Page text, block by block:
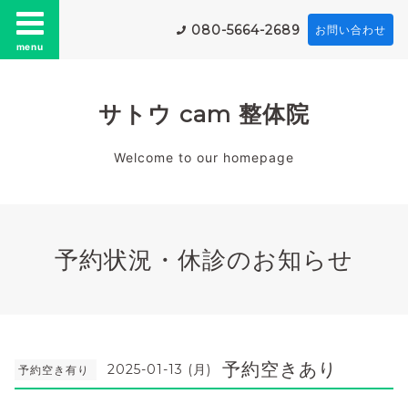
menu
080-5664-2689 お問い合わせ
サトウ cam 整体院
Welcome to our homepage
予約状況・休診のお知らせ
予約空き有り 2025-01-13 (月) 予約空きあり